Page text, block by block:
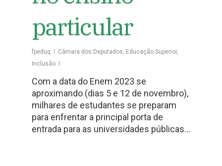
particular
fpeduq Câmara dos Deputados, Educação Superior,
Inclusão
Com a data do Enem 2023 se
aproximando (dias 5 e 12 de novembro),
milhares de estudantes se preparam
para enfrentar a principal porta de
entrada para as universidades públicas…